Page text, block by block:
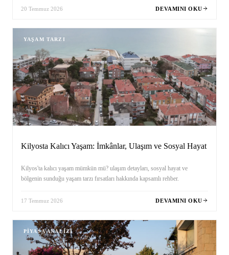
20 Temmuz 2026 DEVAMINI OKU
YAŞAM TARZI
Kilyosta Kalıcı Yaşam: İmkânlar, Ulaşım ve Sosyal Hayat
Kilyos'ta kalıcı yaşam mümkün mü? ulaşım detayları, sosyal hayat ve
bölgenin sunduğu yaşam tarzı fırsatları hakkında kapsamlı rehber.
17 Temmuz 2026 DEVAMINI OKU
PIYASA ANALIZI